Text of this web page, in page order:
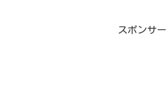
スポンサ